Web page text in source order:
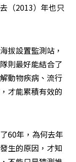
（2013）年也只
拔設置監測站，
則最好能結合了
動物疾病、流行
才能累積有效的
60年，為何去年
生的原因，才知